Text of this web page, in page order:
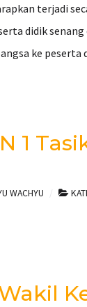
terjadi
didik
ke
1
WACHYU